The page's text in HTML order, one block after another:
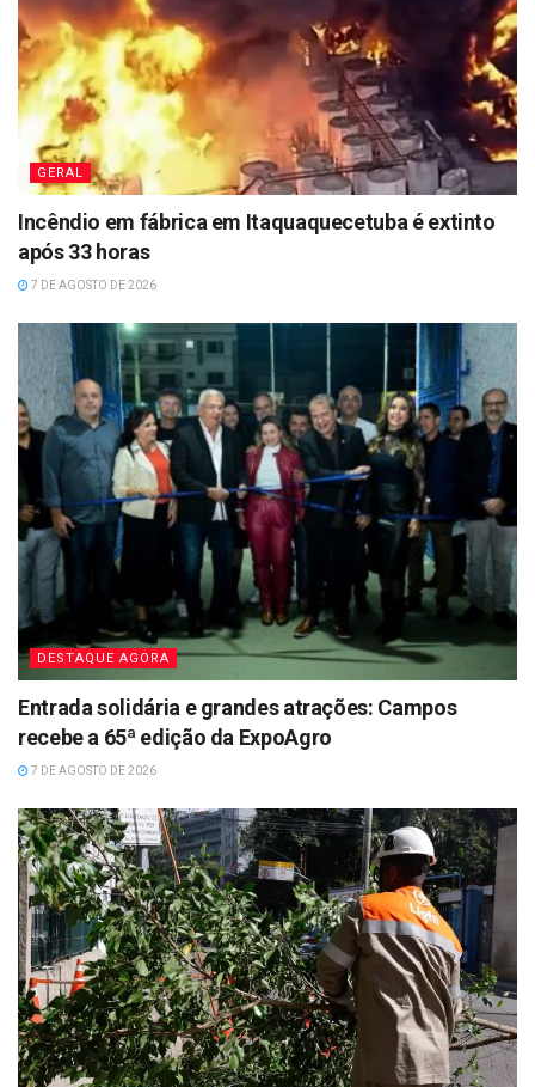
GERAL
Incêndio em fábrica em Itaquaquecetuba é extinto
após 33 horas
7 DE AGOSTO DE 2026
DESTAQUE AGORA
Entrada solidária e grandes atrações: Campos
recebe a 65ª edição da ExpoAgro
7 DE AGOSTO DE 2026